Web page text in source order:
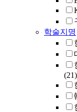
학술지명
(21)